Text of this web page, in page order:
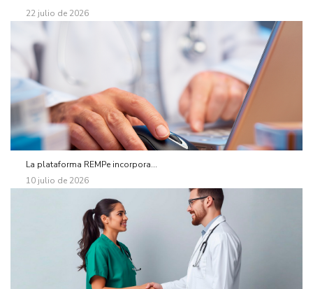
22 julio de 2026
La plataforma REMPe incorpora...
10 julio de 2026